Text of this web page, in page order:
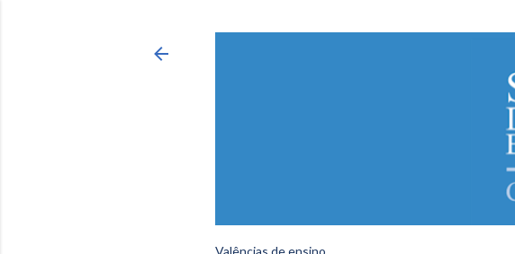
Valências de ensino